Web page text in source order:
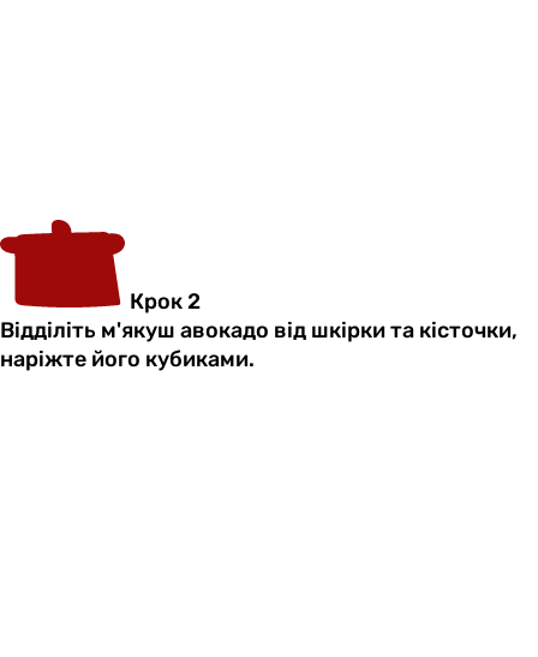
Крок 2
Відділіть м'якуш авокадо від шкірки та кісточки,
наріжте його кубиками.